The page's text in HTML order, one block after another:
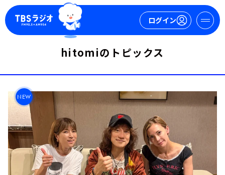
ログイン
hitomiのトピックス
NEW